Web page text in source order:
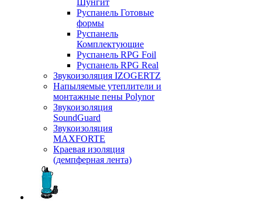
Шунгит
Руспанель Готовые
формы
Руспанель
Комплектующие
Руспанель RPG Foil
Руспанель RPG Real
Звукоизоляция IZOGERTZ
Напыляемые утеплители и
монтажные пены Polynor
Звукоизоляция
SoundGuard
Звукоизоляция
MAXFORTE
Краевая изоляция
(демпферная лента)